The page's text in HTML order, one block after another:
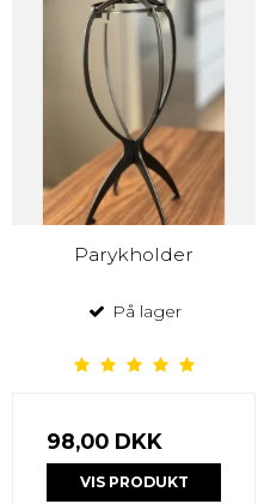
Parykholder
På lager
98,00 DKK
VIS PRODUKT